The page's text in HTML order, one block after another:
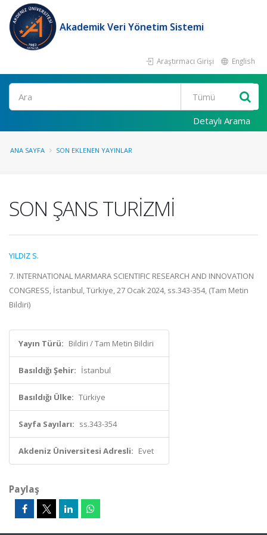
Akademik Veri Yönetim Sistemi
Araştırmacı Girişi English
Ara
Detaylı Arama
ANA SAYFA SON EKLENEN YAYINLAR
SON ŞANS TURİZMİ
YILDIZ S.
7. INTERNATIONAL MARMARA SCIENTIFIC RESEARCH AND INNOVATION
CONGRESS, İstanbul, Türkiye, 27 Ocak 2024, ss.343-354, (Tam Metin
Bildiri)
Yayın Türü: Bildiri / Tam Metin Bildiri
Basıldığı Şehir: İstanbul
Basıldığı Ülke: Türkiye
Sayfa Sayıları: ss.343-354
Akdeniz Üniversitesi Adresli: Evet
Paylaş